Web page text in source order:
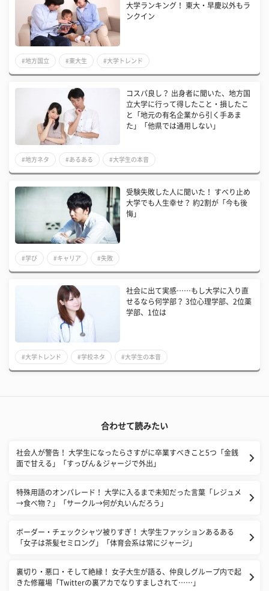
大学ランキング！ 東大・早慶以外もラ
ンクイン
#地方国立 #東大生 #大学トレンド
コスパ良し？ 出身者に聞いた、地方国
立大学に行って得したこと・損したこ
と「地元の有名企業から引く手あま
た」「他県では通用しない」
#地方ネタ #あるある #大学生の本音
受験失敗した人に聞いた！ すべり止め
大学でも人生幸せ？ 約2割が「今も後
悔」
#学び #キャリア #失敗
社会に出て実感……もし大学に入り直
せるなら何学部？ 3位心理学部、2位薬
学部、1位は
#大学トレンド #学校ネタ #大学生の本音
合わせて読みたい
社会人が警告！ 大学生になったらさすがに卒業すべきこと5つ「金銭
面で甘える」「すっぴん＆ジャージで外出」
特殊用語のオンパレード！ 大学に入るまで未知だった言葉「レジュメ
→食べ物？」「サークル→何が丸いんだろう」
ボーダー・チェックシャツ被りすぎ！ 大学生ファッションあるある
「女子は茶髪セミロング」「体育会系は常にジャージ」
裏切り・悪口・そして絶縁！ 女子大生が語る、仲良しグループ内で起
きた修羅場「Twitterの裏アカでなりすましされて……」